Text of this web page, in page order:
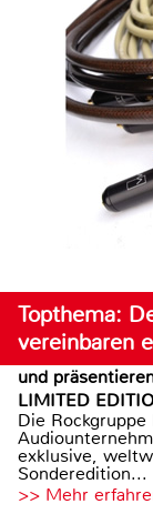
Topthema:
vereinbaren
und
LIMITED
Die
exklusive,
Sonderedition...
>> Mehr